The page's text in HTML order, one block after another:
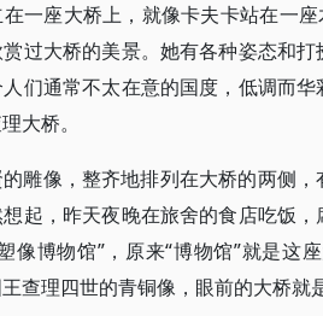
一座大桥上，就像卡夫卡站在一
过大桥的美景。她有各种姿态和
们通常不太在意的国度，低调而
大桥。
雕像，整齐地排列在大桥的两侧
起，昨天夜晚在旅舍的食店吃饭
像博物馆”，原来“博物馆”就是这
查理四世的青铜像，眼前的大桥就